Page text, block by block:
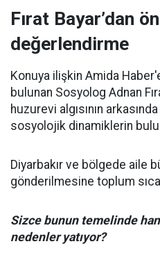
Fırat Bayar’dan
değerlendirme
Konuya ilişkin Amida
bulunan Sosyolog Adnan
huzurevi algısının
sosyolojik dinamiklerin
Diyarbakır ve bölgede aile
gönderilmesine toplum
Sizce bunun temelinde
nedenler yatıyor?